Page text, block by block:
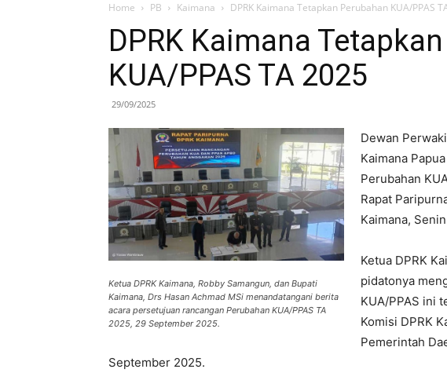
Home PB Kaimana DPRK Kaimana Tetapkan Perubahan KUA/PPAS
DPRK Kaimana
KUA/PPAS TA 2025
29/09/2025
Ketua DPRK Kaimana, Robby Samangun, dan Bupati
Kaimana, Drs Hasan Achmad MSi menandatangani berita
acara persetujuan rancangan Perubahan KUA/PPAS TA
2025, 29 September 2025.
Dewan
Kaimana
Perubahan
Rapat
Kaimana,
Ketua DPRK
pidatonya
KUA/PPAS ini
Komisi DPRK
Pemerintah
September 2025.